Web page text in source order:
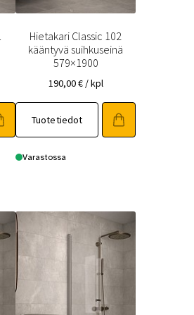
Hietakari Classic 102
kääntyvä suihkuseinä
579×1900
190,00€ / kpl
Tuotetiedot
Varastossa